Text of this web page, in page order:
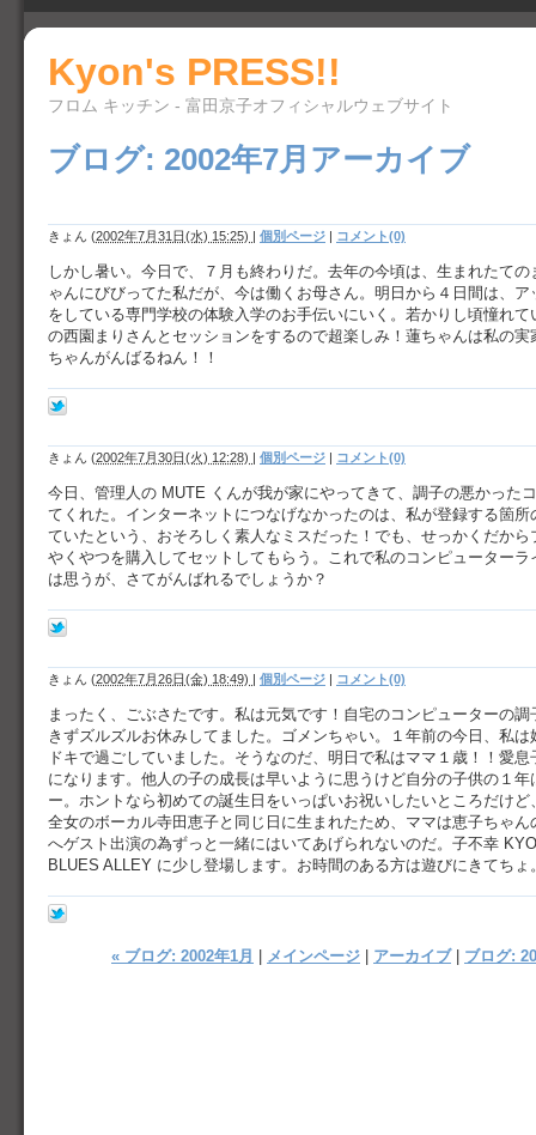
Kyon's PRESS!!
フロム キッチン - 富田京子オフィシャルウェブサイト
ブログ: 2002年7月アーカイブ
きょん (2002年7月31日(水) 15:25) | 個別ページ | コメント(0)
しかし暑い。今日で、７月も終わりだ。去年の今頃は、生まれたて
ゃんにびびってた私だが、今は働くお母さん。明日から４日間は、
をしている専門学校の体験入学のお手伝いにいく。若かりし頃憧れ
の西園まりさんとセッションをするので超楽しみ！蓮ちゃんは私の実
ちゃんがんばるねん！！
きょん (2002年7月30日(火) 12:28) | 個別ページ | コメント(0)
今日、管理人の MUTE くんが我が家にやってきて、調子の悪かった
てくれた。インターネットにつなげなかったのは、私が登録する箇所
ていたという、おそろしく素人なミスだった！でも、せっかくだから
やくやつを購入してセットしてもらう。これで私のコンピューターラ
は思うが、さてがんばれるでしょうか？
きょん (2002年7月26日(金) 18:49) | 個別ページ | コメント(0)
まったく、ごぶさたです。私は元気です！自宅のコンピューターの
きずズルズルお休みしてました。ゴメンちゃい。１年前の今日、私
ドキで過ごしていました。そうなのだ、明日で私はママ１歳！！愛
になります。他人の子の成長は早いように思うけど自分の子供の１
ー。ホントなら初めての誕生日をいっぱいお祝いしたいところだけ
全女のボーカル寺田恵子と同じ日に生まれたため、ママは恵子ちゃん
へゲスト出演の為ずっと一緒にはいてあげられないのだ。子不幸
BLUES ALLEY に少し登場します。お時間のある方は遊びにきてちょ
« ブログ: 2002年1月 メインページ アーカイブ| ブログ: